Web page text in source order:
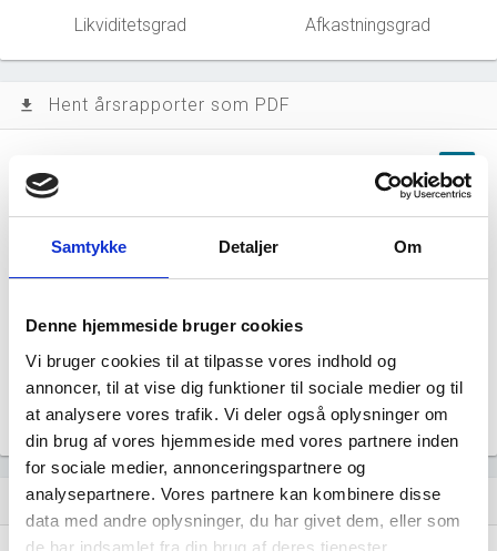
Samtykke Detaljer Om
Denne hjemmeside bruger cookies
Vi bruger cookies til at tilpasse vores indhold og
annoncer, til at vise dig funktioner til sociale medier og til
at analysere vores trafik. Vi deler også oplysninger om
din brug af vores hjemmeside med vores partnere inden
for sociale medier, annonceringspartnere og
analysepartnere. Vores partnere kan kombinere disse
data med andre oplysninger, du har givet dem, eller som
de har indsamlet fra din brug af deres tjenester.
Likviditetsgrad Afkastningsgrad
file_download Hent årsrapporter som PDF
Årsrapporten 2025-12
Årsrapporten 2023-12
Årsrapporten 2021-12
assignment Regnskaber